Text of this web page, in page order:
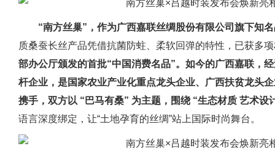
“南方丝巢”，作为广西嘉联丝绸股份有限公司旗下知
质桑蚕长丝产品凭借抗菌防蛀、柔软回弹的特性，已获多
部办公厅颁发的首批“中国消费名品”。如今的广西嘉联，
杆企业，是国家农业产业化重点龙头企业、广西扶贫龙头
携手，双方以 “巴马有桑” 为主题，围绕 “生态材质 艺术设
语言深度绑定，让“土地孕育的丝绸”站上国际时尚舞台。